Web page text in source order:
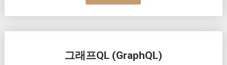
그래프QL (GraphQL)